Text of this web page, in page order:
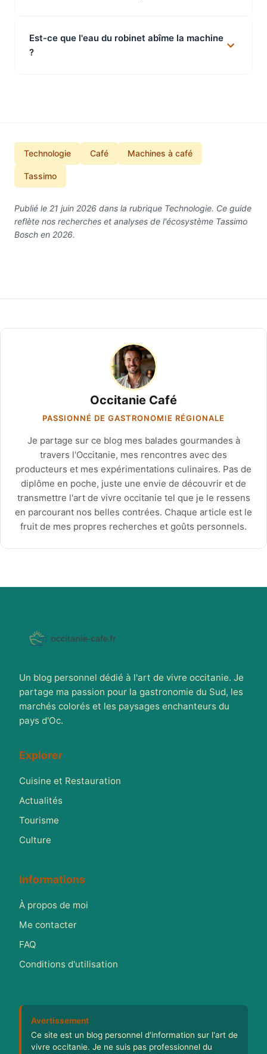
Est-ce que l'eau du robinet abîme la machine
?
Technologie Café Machines à café
Tassimo
Publié le 21 juin 2026 dans la rubrique Technologie. Ce guide
reflète nos recherches et analyses de l'écosystème Tassimo
Bosch en 2026.
Occitanie Café
PASSIONNÉ DE GASTRONOMIE RÉGIONALE
Je partage sur ce blog mes balades gourmandes à
travers l'Occitanie, mes rencontres avec des
producteurs et mes expérimentations culinaires. Pas de
diplôme en poche, juste une envie de découvrir et de
transmettre l'art de vivre occitanie tel que je le ressens
en parcourant nos belles contrées. Chaque article est le
fruit de mes propres recherches et goûts personnels.
Un blog personnel dédié à l'art de vivre occitanie. Je
partage ma passion pour la gastronomie du Sud, les
marchés colorés et les paysages enchanteurs du
pays d'Oc.
Explorer
Cuisine et Restauration
Actualités
Tourisme
Culture
Informations
À propos de moi
Me contacter
FAQ
Conditions d'utilisation
Avertissement
Ce site est un blog personnel d'information sur l'art de
vivre occitanie. Je ne suis pas professionnel du